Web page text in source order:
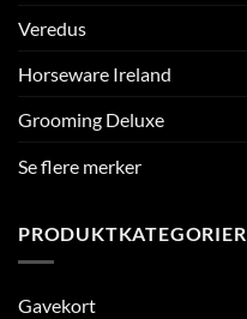
Veredus
Horseware Ireland
Grooming Deluxe
Se flere merker
PRODUKTKATEGORIER
Gavekort